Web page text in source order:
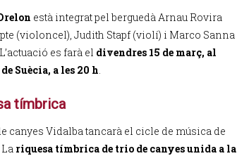
està integrat pel berguedà Arnau Rovira
(violoncel), Judith Stapf (violí) i Marco Sanna
es farà el divendres 15 de març, al
Suècia, a les 20 h.
tímbrica
canyes Vidalba tancarà el cicle de música de
riquesa tímbrica de trio de canyes unida a la